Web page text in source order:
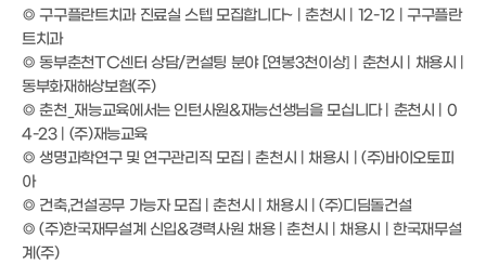
◎ 구구플란트치과 진료실 스텝 모집합니다~ | 춘천시 | 12-12 | 구구플란
트치과
◎ 동부춘천TC센터 상담/컨설팅 분야 [연봉3천이상] | 춘천시 | 채용시 |
동부화재해상보험(주)
◎ 춘천_재능교육에서는 인턴사원&재능선생님을 모십니다 | 춘천시 | 0
4-23 | (주)재능교육
◎ 생명과학연구 및 연구관리직 모집 | 춘천시 | 채용시 | (주)바이오토피
아
◎ 건축,건설공무 가능자 모집 | 춘천시 | 채용시 | (주)디딤돌건설
◎ (주)한국재무설계 신입&경력사원 채용 | 춘천시 | 채용시 | 한국재무설
계(주)